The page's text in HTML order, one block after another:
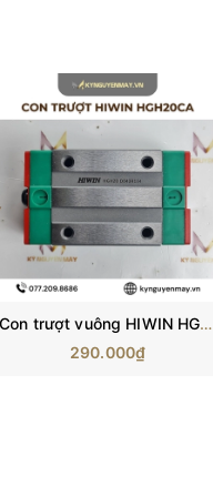
Con trượt vuông HIWIN HGH20CA/ H20C/ HG20/ HGH20C/ HGH20 (77.5x44x30mm)
290.000₫